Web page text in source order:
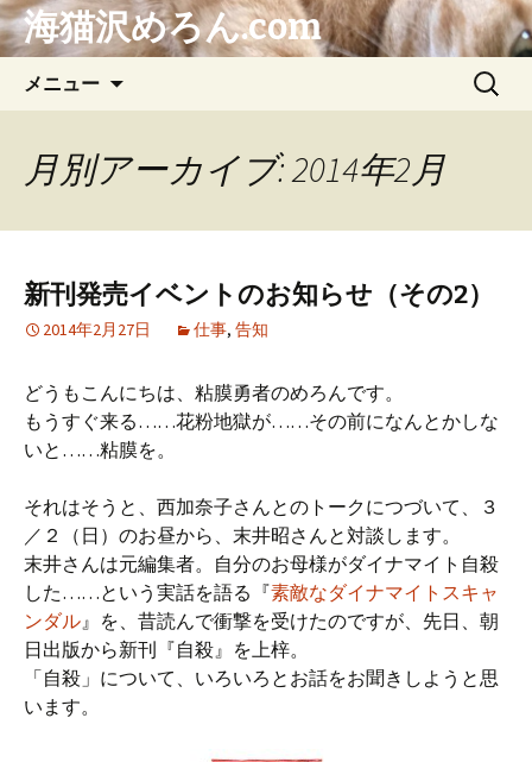
海猫沢めろん.com
メニュー
ン
ッ
プ
検
月別アーカイブ: 2014年2月
新刊発売イベントのお知らせ（その2）
2014年2月27日 仕事, 告知
どうもこんにちは、粘膜勇者のめろんです。
もうすぐ来る……花粉地獄が……その前になんとかしな
いと……粘膜を。
それはそうと、西加奈子さんとのトークにつづいて、３
／２（日）のお昼から、末井昭さんと対談します。
末井さんは元編集者。自分のお母様がダイナマイト自殺
した……という実話を語る『素敵なダイナマイトスキャ
ンダル』を、昔読んで衝撃を受けたのですが、先日、朝
日出版から新刊『自殺』を上梓。
「自殺」について、いろいろとお話をお聞きしようと思
います。